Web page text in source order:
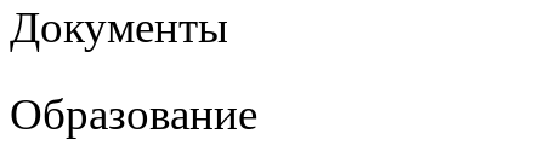
Документы
Образование